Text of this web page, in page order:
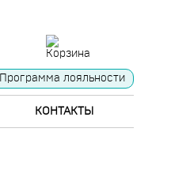
Программа лояльности
КОНТАКТЫ